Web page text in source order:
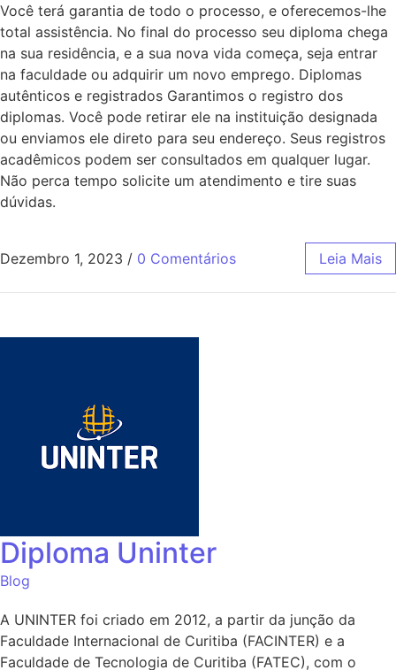
Você terá garantia de todo o processo, e oferecemos-lhe
total assistência. No final do processo seu diploma chega
na sua residência, e a sua nova vida começa, seja entrar
na faculdade ou adquirir um novo emprego. Diplomas
autênticos e registrados Garantimos o registro dos
diplomas. Você pode retirar ele na instituição designada
ou enviamos ele direto para seu endereço. Seus registros
acadêmicos podem ser consultados em qualquer lugar.
Não perca tempo solicite um atendimento e tire suas
dúvidas.
Dezembro 1, 2023 / 0 Comentários Leia Mais
Diploma Uninter
Blog
A UNINTER foi criado em 2012, a partir da junção da
Faculdade Internacional de Curitiba (FACINTER) e a
Faculdade de Tecnologia de Curitiba (FATEC), com o